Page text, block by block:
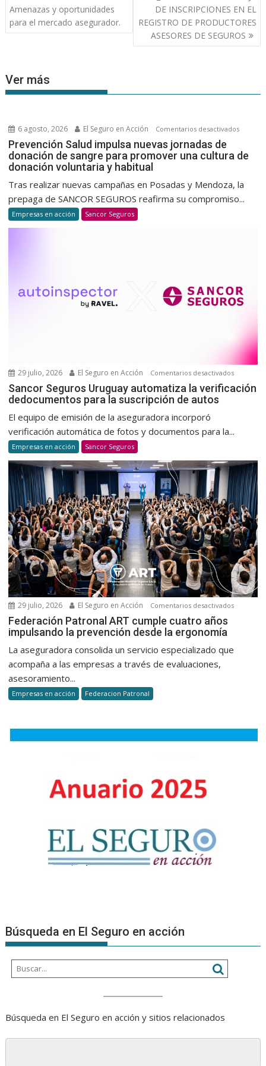
de
entradas
Amenazas y oportunidades
para el mercado asegurador.
DE INSCRIPCIONES EN EL
REGISTRO DE PRODUCTORES
ASESORES DE SEGUROS
Ver más
6 agosto, 2026 El Seguro en Acción Comentarios desactivadosen
Salud
una
cultura
y
habitual
Prevención Salud impulsa nuevas jornadas de
donación de sangre para promover una cultura de
donación voluntaria y habitual
Tras realizar nuevas campañas en Posadas y Mendoza, la
prepaga de SANCOR SEGUROS reafirma su compromiso...
Empresas en acción Sancor Seguros
29 julio, 2026 El Seguro en Acción Comentarios desactivadosen
Sancor
la
para
la
de
autos
Sancor Seguros Uruguay automatiza la verificación
dedocumentos para la suscripción de autos
El equipo de emisión de la aseguradora incorporó
verificación automática de fotos y documentos para la...
Empresas en acción Sancor Seguros
29 julio, 2026 El Seguro en Acción Comentarios desactivadosen
Federación Patronal ART cumple cuatro años
impulsando la prevención desde la ergonomía
La aseguradora consolida un servicio especializado que
acompaña a las empresas a través de evaluaciones,
asesoramiento...
Empresas en acción Federacion Patronal
Búsqueda en El Seguro en acción
Búsqueda en El Seguro en acción y sitios relacionados